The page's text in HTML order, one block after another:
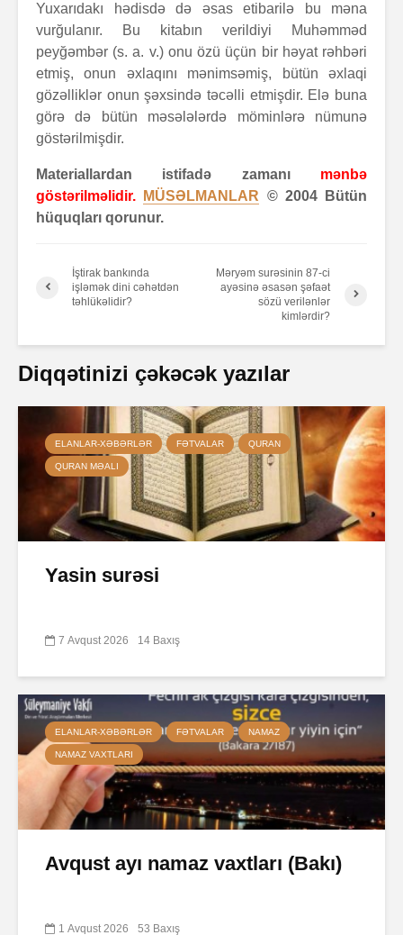
Yuxarıdakı hədisdə də əsas etibarilə bu məna
vurğulanır. Bu kitabın verildiyi Muhəmməd
peyğəmbər (s. a. v.) onu özü üçün bir həyat rəhbəri
etmiş, onun əxlaqını mənimsəmiş, bütün əxlaqi
gözəlliklər onun şəxsində təcəlli etmişdir. Elə buna
görə də bütün məsələlərdə möminlərə nümunə
göstərilmişdir.
Materiallardan istifadə zamanı mənbə
göstərilməlidir.
MÜSƏLMANLAR © 2004 Bütün
hüquqları qorunur.
İştirak bankında
işləmək dini cəhətdən
təhlükəlidir?
Məryəm surəsinin 87-ci
ayəsinə əsasən şəfaət
sözü verilənlər
kimlərdir?
Diqqətinizi çəkəcək yazılar
ELANLAR-XƏBƏRLƏR FƏTVALAR QURAN
QURAN MƏALI
Yasin surəsi
7 Avqust 2026 14 Baxış
ELANLAR-XƏBƏRLƏR FƏTVALAR NAMAZ
NAMAZ VAXTLARI
Avqust ayı namaz vaxtları (Bakı)
1 Avqust 2026 53 Baxış